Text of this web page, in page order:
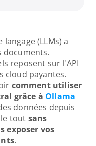
langage (LLMs) a
documents.
reposent sur l'API
cloud payantes.
comment utiliser
grâce à Ollama
données depuis
le tout sans
exposer vos
.